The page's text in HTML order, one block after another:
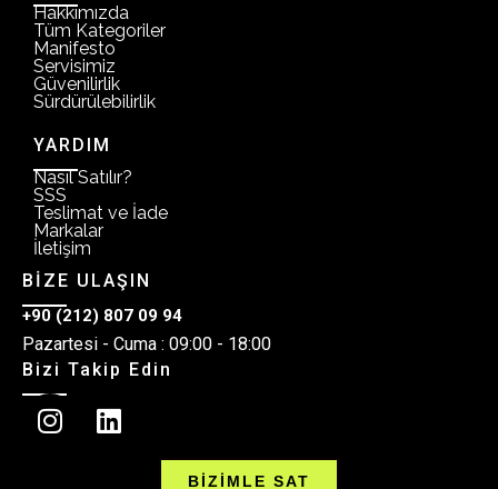
Hakkımızda
Tüm Kategoriler
Manifesto
Servisimiz
Güvenilirlik
Sürdürülebilirlik
YARDIM
Nasıl Satılır?
SSS
Teslimat ve İade
Markalar
İletişim
BİZE ULAŞIN
+90 (212) 807 09 94
Pazartesi - Cuma : 09:00 - 18:00
Bizi Takip Edin
BİZİMLE SAT